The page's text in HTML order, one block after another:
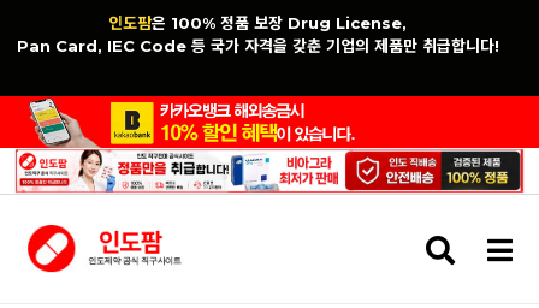
인도팜은 100% 정품 보장 Drug License,
Pan Card, IEC Code 등 국가 자격을 갖춘 기업의 제품만 취급합니다!
검
색
메